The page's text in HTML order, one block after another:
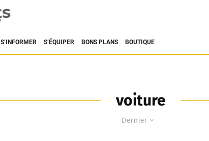
S’INFORMER S’ÉQUIPER BONS PLANS BOUTIQUE
voiture
Dernier